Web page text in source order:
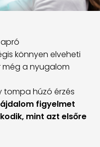
könnyen elveheti
még a nyugalom
tompa húzó érzés
figyelmet
mint azt elsőre